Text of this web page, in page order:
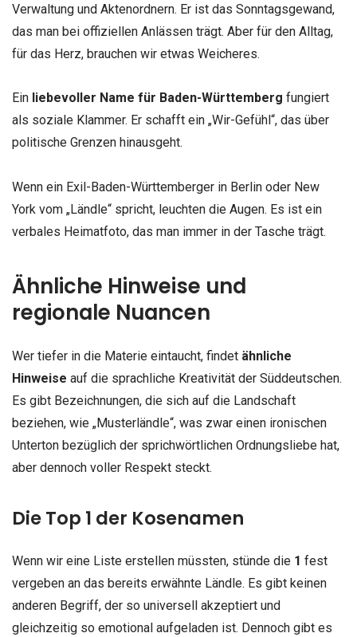
Verwaltung und Aktenordnern. Er ist das Sonntagsgewand,
das man bei offiziellen Anlässen trägt. Aber für den Alltag,
für das Herz, brauchen wir etwas Weicheres.
Ein liebevoller Name für Baden-Württemberg fungiert
als soziale Klammer. Er schafft ein „Wir-Gefühl“, das über
politische Grenzen hinausgeht.
Wenn ein Exil-Baden-Württemberger in Berlin oder New
York vom „Ländle“ spricht, leuchten die Augen. Es ist ein
verbales Heimatfoto, das man immer in der Tasche trägt.
Ähnliche Hinweise und
regionale Nuancen
Wer tiefer in die Materie eintaucht, findet ähnliche
Hinweise auf die sprachliche Kreativität der Süddeutschen.
Es gibt Bezeichnungen, die sich auf die Landschaft
beziehen, wie „Musterländle“, was zwar einen ironischen
Unterton bezüglich der sprichwörtlichen Ordnungsliebe hat,
aber dennoch voller Respekt steckt.
Die Top 1 der Kosenamen
Wenn wir eine Liste erstellen müssten, stünde die 1 fest
vergeben an das bereits erwähnte Ländle. Es gibt keinen
anderen Begriff, der so universell akzeptiert und
gleichzeitig so emotional aufgeladen ist. Dennoch gibt es